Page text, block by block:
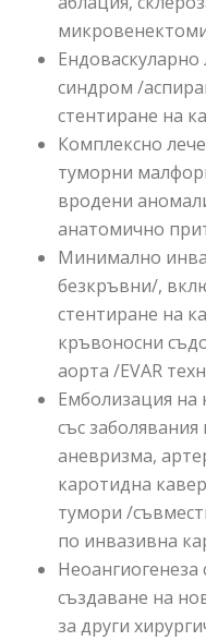
синдром /
стентиране на
Комплексно
туморни
вродени
анатомично
Минимално
безкръвни/,
стентиране на
кръвоносни
аорта /EVAR
Емболизация на
със
аневризма,
каротидна
тумори /
по инвазивна
Неоангиогенеза
създаване на
за други